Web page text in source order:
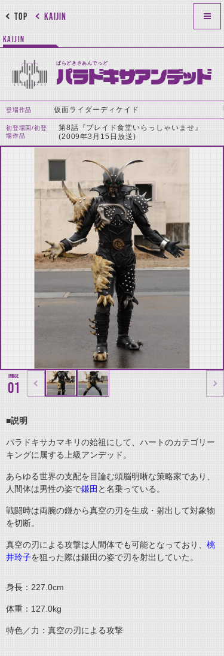
KAIJIN
TOP
KAIJIN
ぱらどきさあんでっど
パラドキサアンデッド
登場作品 仮面ライダーディケイド
初登場回/初登
場作品
第8話『ブレイド食堂いらっしゃいませ』
(2009年3月15日放送)
01
■説明
パラドキサカマキリの始祖にして、ハートのカテゴリー
キングに属する上級アンデッド。
あらゆる世界の支配を目論む頭脳明晰な策略家であり、
人間体は男性の姿で鎌田 と名乗っている。
戦闘時は両腕の鎌から真空の刃を生成・射出して対象物
を切断。
真空の刃による攻撃は人間体でも可能となっており、 桃
井玲子を狙った際は鎌田の姿で刃を射出していた。
身長： 227.0cm
体重： 127.0kg
特色／力：真空の刃による攻撃